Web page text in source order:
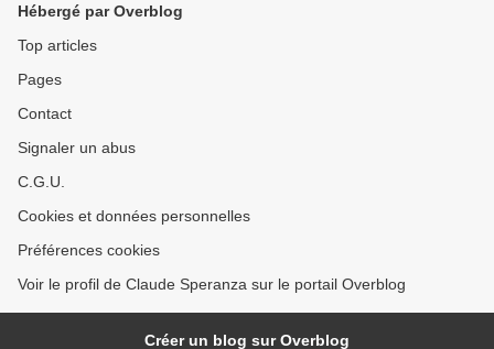
Hébergé par Overblog
Top articles
Pages
Contact
Signaler un abus
C.G.U.
Cookies et données personnelles
Préférences cookies
Voir le profil de Claude Speranza sur le portail Overblog
Créer un blog sur Overblog